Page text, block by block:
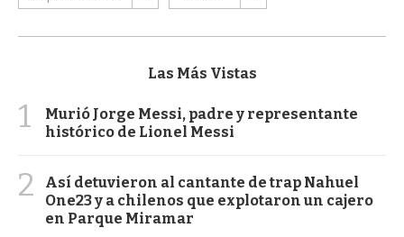
Las Más Vistas
1
Murió Jorge Messi, padre y representante
histórico de Lionel Messi
2
Así detuvieron al cantante de trap Nahuel
One23 y a chilenos que explotaron un cajero
en Parque Miramar